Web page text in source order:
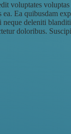
voluptates
Ea quibusdam
deleniti
doloribus.